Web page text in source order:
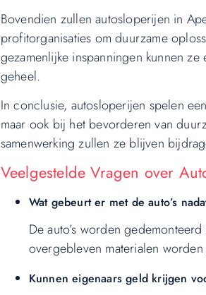
Bovendien zullen autosloperijen in
profitorganisaties om duurzame
gezamenlijke inspanningen kunnen
geheel.
In conclusie, autosloperijen spelen
maar ook bij het bevorderen van
samenwerking zullen ze blijven
Veelgestelde Vragen over
Wat gebeurt er met de auto’s
De auto’s worden
overgebleven materialen
Kunnen eigenaars geld krijgen